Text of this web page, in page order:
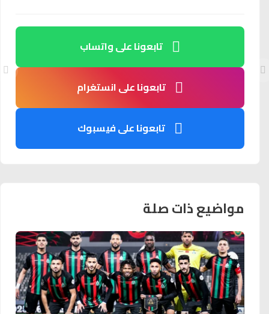
تابعونا على واتساب
تابعونا على انستغرام
تابعونا على فيسبوك
مواضيع ذات صلة